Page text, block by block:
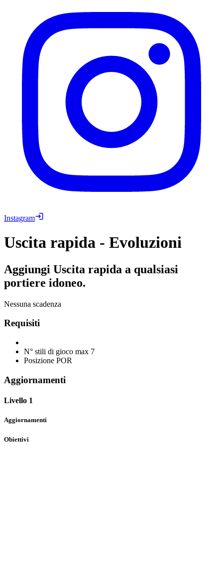
Instagram
Uscita rapida - Evoluzioni
Aggiungi Uscita rapida a qualsiasi
portiere idoneo.
Nessuna scadenza
Requisiti
N° stili di gioco max 7
Posizione POR
Aggiornamenti
Livello 1
Aggiornamenti
Obiettivi